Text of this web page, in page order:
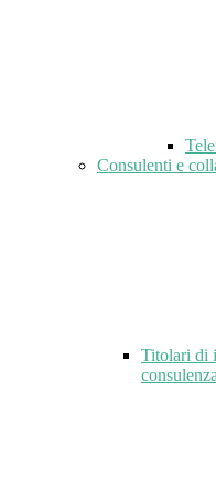
Consulenti e
Titolari di
consulenza